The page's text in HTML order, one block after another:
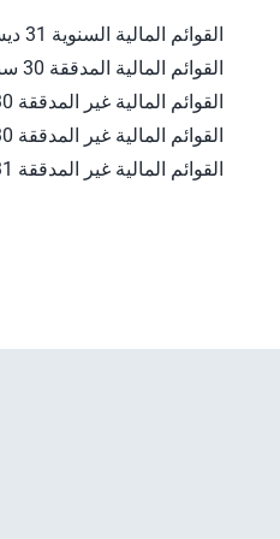
القوائم المالية السنوية 31 ديسمبر 2021
القوائم المالية المدققة 30 سبتمبر 2021
القوائم المالية غير المدققة 30 سبتمبر 2021
القوائم المالية غير المدققة 30 يونيو 2021
القوائم المالية غير المدققة 31 مارس 2021